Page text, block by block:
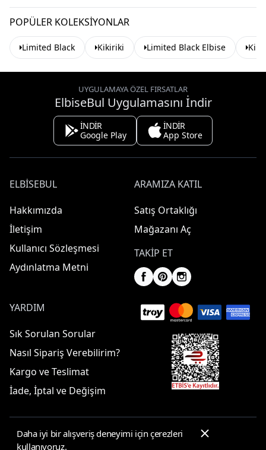
POPÜLER KOLEKSIYONLAR
Limited Black Kikiriki Limited Black Elbise
UYGULAMAYA ÖZEL FIRSATLAR
ElbiseBul Uygulamasını İndir
İNDİR
Google Play
İNDİR
App Store
ELBISEBUL
Hakkımızda
İletişim
Kullanıcı Sözleşmesi
Aydınlatma Metni
ARAMIZA KATIL
Satış Ortaklığı
Mağazanı Aç
TAKIP ET
YARDIM
Sık Sorulan Sorular
Nasıl Sipariş Verebilirim?
Kargo ve Teslimat
İade, İptal ve Değişim
© 2025 ElbiseBul -
Daha iyi bir alışveriş deneyimi için çerezleri
kullanıyoruz.